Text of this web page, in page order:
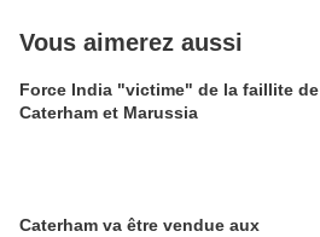
Vous aimerez aussi
Force India "victime" de la faillite de
Caterham et Marussia
Caterham va être vendue aux